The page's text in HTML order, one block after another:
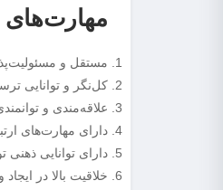
مهارت‌های
مستقل و
کل‌نگر و توانایی
علاقه‌مندی و
دارای مهارت‌های
دارای توانایی
خلاقیت بالا در